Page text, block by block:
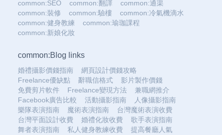
common:SEO
common:翻譯
common:通渠
common:裝修
common:驗樓
common:冷氣機滴水
common:健身教練
common:瑜珈課程
common:新娘化妝
common:Blog links
婚禮攝影價錢指南
網頁設計價錢攻略
Freelance優缺點
辭職信格式
影片製作價錢
免費剪片軟件
Freelance變現方法
兼職網推介
Facebook廣告比較
活動攝影指南
人像攝影指南
樂隊表演指南
魔術表演指南
台灣魔術表演收費
台灣平面設計收費
婚禮化妝收費
歌手表演指南
舞者表演指南
私人健身教練收費
提高餐廳人氣